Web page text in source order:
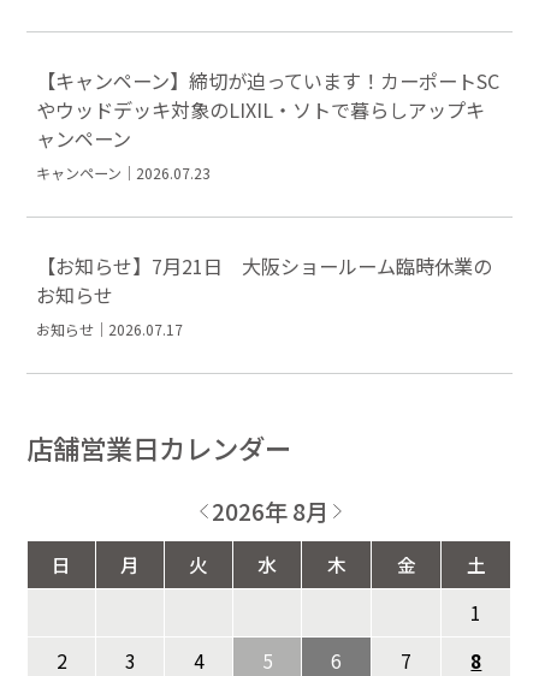
【キャンペーン】締切が迫っています！カーポートSC
やウッドデッキ対象のLIXIL・ソトで暮らしアップキ
ャンペーン
キャンペーン｜2026.07.23
【お知らせ】7月21日 大阪ショールーム臨時休業の
お知らせ
お知らせ｜2026.07.17
店舗営業日カレンダー
2026年 8月
日 月 火 水 木 金
土
1
2
3 4 5 6 7
8